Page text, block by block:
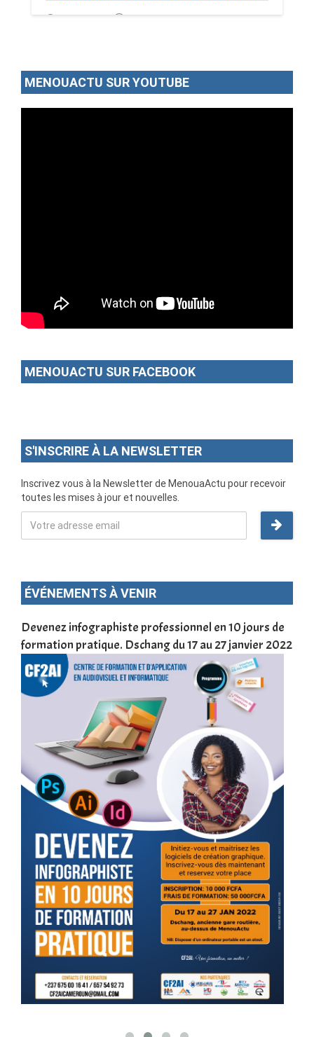
05/12/25 Par MenouActu 0
MENOUACTU SUR YOUTUBE
MENOUACTU SUR FACEBOOK
S'INSCRIRE À LA NEWSLETTER
Inscrivez vous à la Newsletter de MenouaActu pour recevoir
toutes les mises à jour et nouvelles.
ÉVÉNEMENTS À VENIR
Devenez infographiste professionnel en 10 jours de
formation pratique. Dschang du 17 au 27 janvier 2022